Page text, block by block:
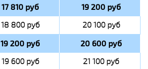
17 810 руб 19 200 руб
18 800 руб 20 100 руб
19 200 руб 20 600 руб
19 600 руб 21 100 руб